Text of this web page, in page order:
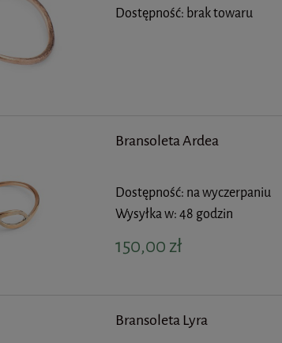
Dostępność: brak towaru
Bransoleta Ardea
Dostępność: na wyczerpaniu
Wysyłka w: 48 godzin
150,00 zł
Bransoleta Lyra